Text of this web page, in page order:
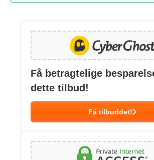
Få betragtelige
dette tilbud!
Få tilbuddet!